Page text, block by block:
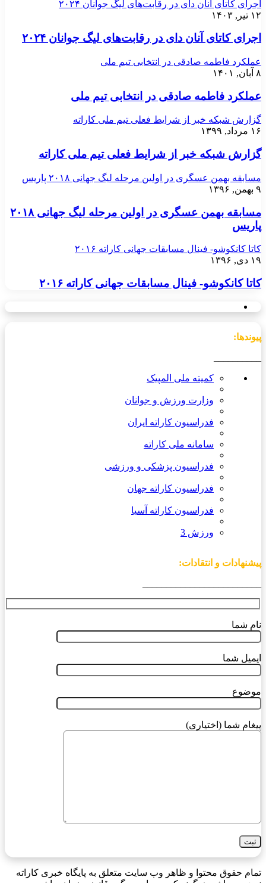
اجرای کاتای آنان دای در رقابت‌های لیگ جوانان ۲۰۲۴
۱۲ تیر, ۱۴۰۳
اجرای کاتای آنان دای در رقابت‌های لیگ جوانان ۲۰۲۴
عملکرد فاطمه صادقی در انتخابی تیم ملی
۸ آبان, ۱۴۰۱
عملکرد فاطمه صادقی در انتخابی تیم ملی
گزارش شبکه خبر از شرایط فعلی تیم ملی کاراته
۱۶ مرداد, ۱۳۹۹
گزارش شبکه خبر از شرایط فعلی تیم ملی کاراته
مسابقه بهمن عسگری در اولین مرحله لیگ جهانی ۲۰۱۸ پاریس
۹ بهمن, ۱۳۹۶
مسابقه بهمن عسگری در اولین مرحله لیگ جهانی ۲۰۱۸
پاریس
کاتا کانکوشو- فینال مسابقات جهانی کاراته ۲۰۱۶
۱۹ دی, ۱۳۹۶
کاتا کانکوشو- فینال مسابقات جهانی کاراته ۲۰۱۶
پیوندها:
کمیته ملی المپیک
وزارت ورزش و جوانان
فدراسیون کاراته ایران
سامانه ملی کاراته
فدراسیون پزشکی و ورزشی
فدراسیون کاراته جهان
فدراسیون کاراته آسیا
ورزش 3
پیشنهادات و انتقادات:
نام شما
ایمیل شما
موضوع
پیغام شما (اختیاری)
تمام حقوق محتوا و ظاهر وب سایت متعلق به پایگاه خبری کاراته